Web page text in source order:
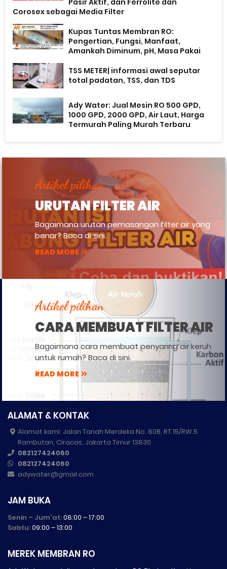
Corosex sebagai Media Filter
Kupas Tuntas Membran RO:
Pengertian, Fungsi, Manfaat,
Amankah Diminum, pH, Masa Pakai
TSS METER| informasi awal seputar
total padatan, TSS, dan TDS
Ady Water: Jual Mesin RO 500 GPD,
1000 GPD, 2000 GPD, Air Laut, Harga
Termurah Paling Murah Terbaru
Artikel pilihan
URUTAN FILTER AIR
Bagaimana urutan pemasangan filter air yang
benar? Baca di sini.
READ MORE
Artikel pilihan
CARA MEMBUAT FILTER AIR
Bagaimana cara membuat penyaring air keruh
untuk rumah? Baca di sini.
READ MORE
ALAMAT & KONTAK
Alamat kami: Jalan Tanah Merdeka No. 80B, RT.15/RW.5
Rambutan, Ciracas, Jakarta Timur 13830
082127424060
082127424060
adywater@gmail.com
JAM BUKA
Senin – Jum'at:08:00 – 17:00
Sabtu:09:00 – 13:00
MEREK MEMBRAN RO